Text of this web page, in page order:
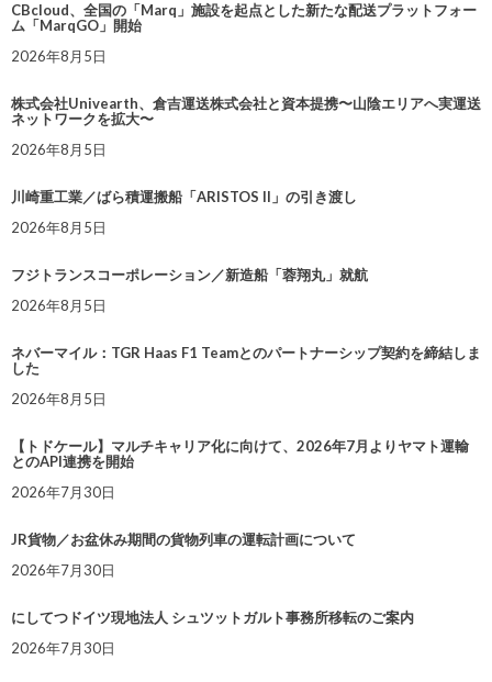
CBcloud、全国の「Marq」施設を起点とした新たな配送プラットフォー
ム「MarqGO」開始
2026年8月5日
株式会社Univearth、倉吉運送株式会社と資本提携〜山陰エリアへ実運送
ネットワークを拡大〜
2026年8月5日
川崎重工業／ばら積運搬船「ARISTOS II」の引き渡し
2026年8月5日
フジトランスコーポレーション／新造船「蓉翔丸」就航
2026年8月5日
ネバーマイル：TGR Haas F1 Teamとのパートナーシップ契約を締結しま
した
2026年8月5日
【トドケール】マルチキャリア化に向けて、2026年7月よりヤマト運輸
とのAPI連携を開始
2026年7月30日
JR貨物／お盆休み期間の貨物列車の運転計画について
2026年7月30日
にしてつドイツ現地法人 シュツットガルト事務所移転のご案内
2026年7月30日